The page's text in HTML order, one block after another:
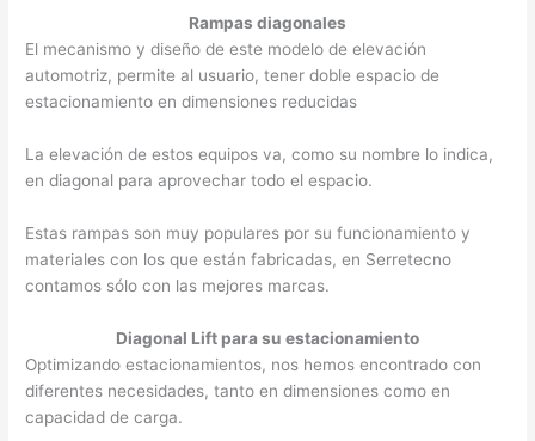
Rampas diagonales
El mecanismo y diseño de este modelo de elevación
automotriz, permite al usuario, tener doble espacio de
estacionamiento en dimensiones reducidas
La elevación de estos equipos va, como su nombre lo indica,
en diagonal para aprovechar todo el espacio.
Estas rampas son muy populares por su funcionamiento y
materiales con los que están fabricadas, en Serretecno
contamos sólo con las mejores marcas.
Diagonal Lift para su estacionamiento
Optimizando estacionamientos, nos hemos encontrado con
diferentes necesidades, tanto en dimensiones como en
capacidad de carga.